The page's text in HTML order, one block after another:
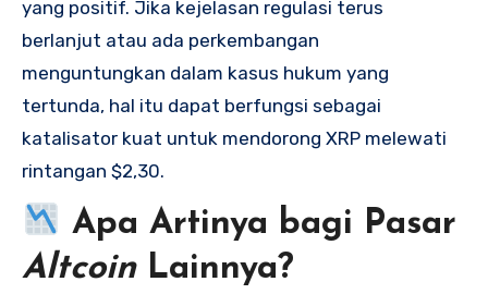
yang positif. Jika kejelasan regulasi terus
berlanjut atau ada perkembangan
menguntungkan dalam kasus hukum yang
tertunda, hal itu dapat berfungsi sebagai
katalisator kuat untuk mendorong XRP melewati
rintangan $2,30.
Apa Artinya bagi Pasar
AltcoinLainnya?